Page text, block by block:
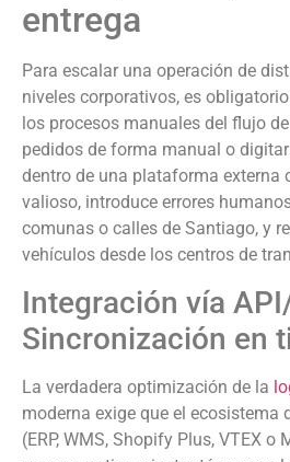
entrega
Para escalar una operación de
niveles corporativos, es
los procesos manuales del flujo
pedidos de forma manual o
dentro de una plataforma externa
valioso, introduce errores
comunas o calles de Santiago, y
vehículos desde los centros de
Integración vía
Sincronización en
La verdadera optimización de la
moderna exige que el ecosistema
(ERP, WMS, Shopify Plus, VTEX o